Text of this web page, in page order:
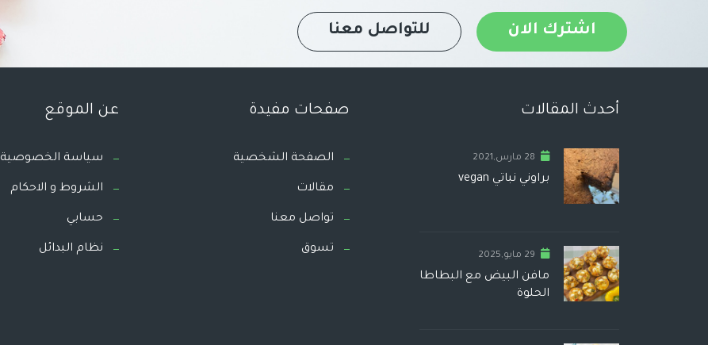
اشترك الان للتواصل معنا
أحدث المقالات
28 مارس,2021
براوني نباتي vegan
29 مايو,2025
مافن البيض مع البطاطا
الحلوة
صفحات مفيدة
الصفحة الشخصية
مقالات
تواصل معنا
تسوق
عن الموقع
سياسة الخصوصية
الشروط و الاحكام
حسابي
نظام البدائل